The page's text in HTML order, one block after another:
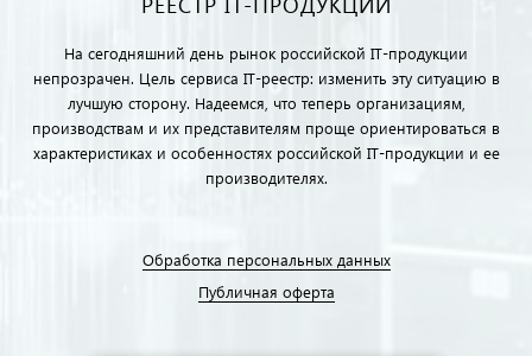
На сегодняшний день рынок российской IT-продукции
непрозрачен. Цель сервиса IT-реестр: изменить эту ситуацию в
лучшую сторону. Надеемся, что теперь организациям,
производствам и их представителям проще ориентироваться в
характеристиках и особенностях российской IT-продукции и ее
производителях.
Обработка персональных данных
Публичная оферта